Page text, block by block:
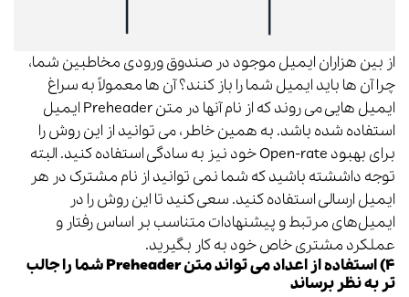
از بین هزاران ایمیل موجود در صندوق ورودی مخاطبین شما،
چرا آن ها باید ایمیل شما را باز کنند؟ آن ها معمولاً به سراغ
ایمیل هایی می روند که از نام آنها در متن Preheader‌ ایمیل
استفاده شده باشد. به همین خاطر، می توانید از این روش را
برای بهبود Open-rate خود نیز به سادگی استفاده کنید. البته
توجه داششته باشید که شما نمی توانید از نام مشترک در هر
ایمیل ارسالی استفاده کنید. سعی کنید تا این روش را در
ایمیل‌های مرتبط و پیشنهادات متناسب بر اساس رفتار و
عملکرد مشتری خاص خود به کار بگیرید.
۴) استفاده از اعداد می تواند متن Preheader‌ شما را جالب
تر به نظر برساند